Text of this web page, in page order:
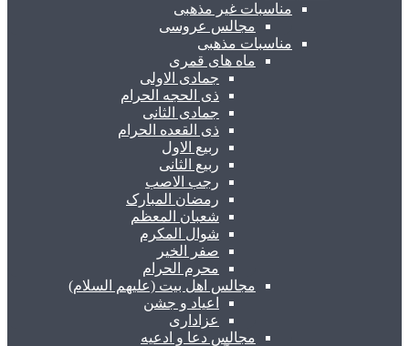
مناسبات غیر مذهبی
مجالس عروسی
مناسبات مذهبی
ماه های قمری
جمادی الاولی
ذی الحجه الحرام
جمادی الثانی
ذی القعده الحرام
ربیع الاول
ربیع الثانی
رجب الاصب
رمضان المبارک
شعبان المعظم
شوال المکرم
صفر الخیر
محرم الحرام
مجالس اهل بیت (علیهم السلام)
اعیاد و جشن
عزاداری
مجالس دعا و ادعیه